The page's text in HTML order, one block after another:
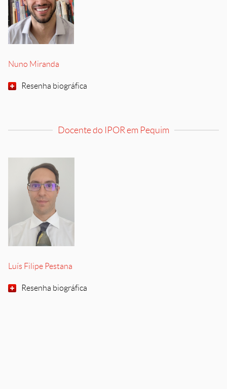
Nuno Miranda
Resenha biográfica
Docente do IPOR em Pequim
Luís Filipe Pestana
Resenha biográfica